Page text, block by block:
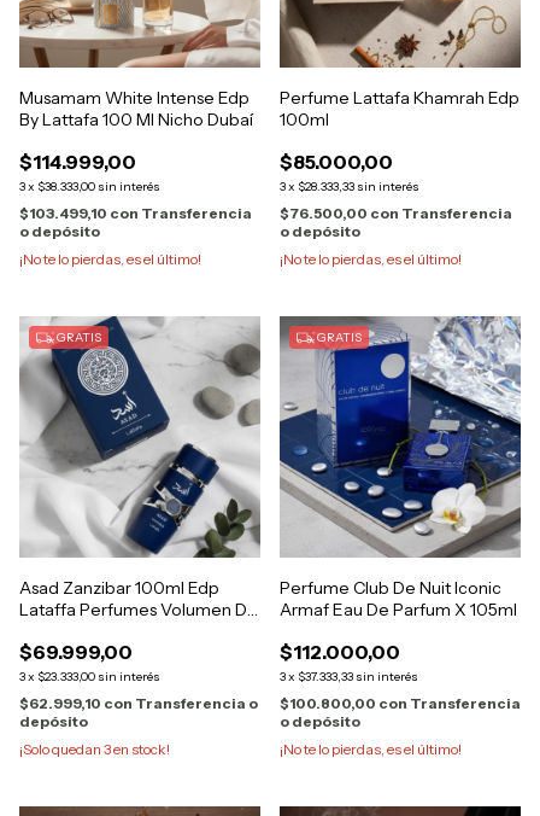
Musamam White Intense Edp
By Lattafa 100 Ml Nicho Dubaí
$114.999,00
3x $38.333,00 sin interés
$103.499,10 con Transferencia
o depósito
¡No te lo pierdas, es el último!
Perfume Lattafa Khamrah Edp
100ml
$85.000,00
3x $28.333,33 sin interés
$76.500,00 con Transferencia
o depósito
¡No te lo pierdas, es el último!
GRATIS
Asad Zanzibar 100ml Edp
Lataffa Perfumes Volumen De
$69.999,00
3x $23.333,00 sin interés
$62.999,10 con Transferencia o
depósito
¡Solo quedan 3en stock!
GRATIS
Perfume Club De Nuit Iconic
Armaf Eau De Parfum X 105ml
$112.000,00
3x $37.333,33 sin interés
$100.800,00 con Transferencia
o depósito
¡No te lo pierdas, es el último!